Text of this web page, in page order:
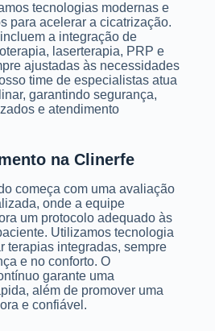
tecnologias modernas e
para acelerar a cicatrização.
a integração de
laserterapia, PRP e
ajustadas às necessidades
time de especialistas atua
garantindo segurança,
e atendimento
na Clinerfe
começa com uma avaliação
onde a equipe
um protocolo adequado às
Utilizamos tecnologia
terapias integradas, sempre
e no conforto. O
garante uma
além de promover uma
e confiável.